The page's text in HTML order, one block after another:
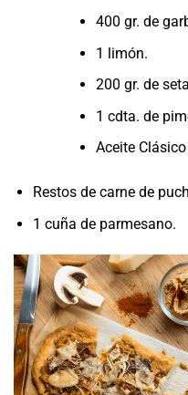
400 gr. de
1 limón.
200 gr. de
1 cdta. de
Aceite
Restos de carne de
1 cuña de parmesano.